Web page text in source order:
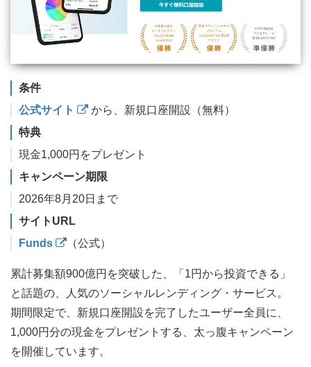
条件
公式サイト
から、新規口座開設（無料）
特典
現金1,000円をプレゼント
キャンペーン期限
2026年8月20日まで
サイトURL
Funds
（公式）
累計募集額900億円を突破した、「1円から投資できる」
と話題の、人気のソーシャルレンディング・サービス。
期間限定で、新規口座開設を完了したユーザー全員に、
1,000円分の現金をプレゼントする、太っ腹キャンペーン
を開催しています。